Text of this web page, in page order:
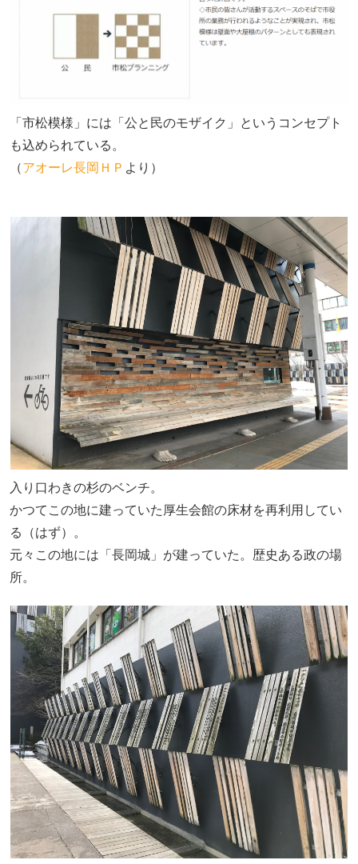
「市松模様」には「公と民のモザイク」というコンセプト
も込められている。
（アオーレ長岡ＨＰ より）
入り口わきの杉のベンチ。
かつてこの地に建っていた厚生会館の床材を再利用してい
る（はず）。
元々この地には「長岡城」が建っていた。歴史ある政の場
所。